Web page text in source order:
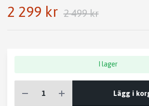
2 299 kr 2 499 kr
I lager
Lägg i